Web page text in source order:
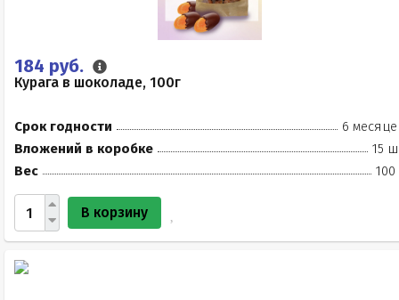
184 руб.
Курага в шоколаде, 100г
Срок годности
6
Вложений в коробке
15
Вес
100
В корзину